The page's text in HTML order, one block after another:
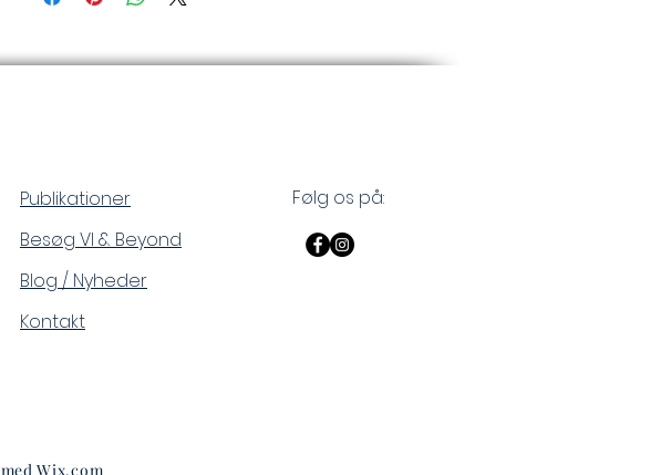
Publikationer
Besøg VI & Beyond
Blog / Nyheder
Kontakt
Følg os på:
Wix.com